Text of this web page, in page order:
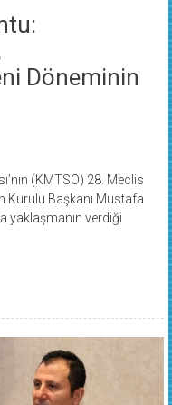
Döneminin
Kurulu Başkanı Mustafa
yaklaşmanın verdiği